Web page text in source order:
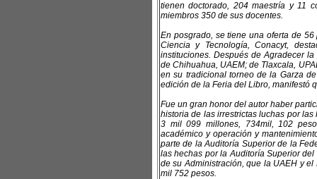
tienen doctorado, 204 maestría y 11
miembros 350 de sus docentes.
En posgrado, se tiene una oferta de
Ciencia y Tecnología, Conacyt,
instituciones. Después de Agradecer
de Chihuahua, UAEM; de Tlaxcala,
en su tradicional torneo de la Garza
edición de la Feria del Libro, manifestó
Fue un gran honor del autor haber
historia de las irrestrictas luchas por
3 mil 099 millones, 734mil, 102
académico y operación y
parte de la Auditoría Superior de la
las hechas por la Auditoría Superior
de su Administración, que la UAEH y
mil 752 pesos.